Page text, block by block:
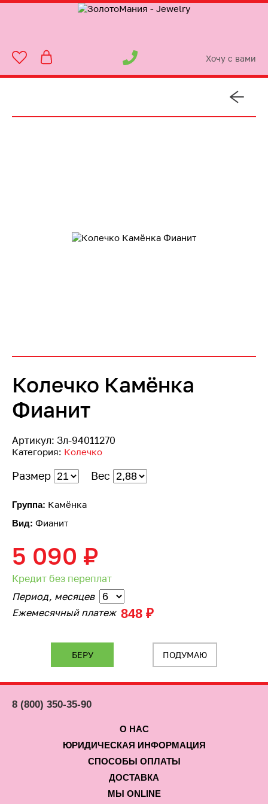
Хочу с вами
Колечко Камёнка
Фианит
Артикул: Зл-94011270
Категория: Колечко
Размер Вес
Группа: Камёнка
Вид: Фианит
5 090 ₽
Кредит без переплат
Период, месяцев
Ежемесячный платеж 848 ₽
ПОДУМАЮ
8 (800) 350-35-90
О НАС
ЮРИДИЧЕСКАЯ ИНФОРМАЦИЯ
СПОСОБЫ ОПЛАТЫ
ДОСТАВКА
МЫ ONLINE